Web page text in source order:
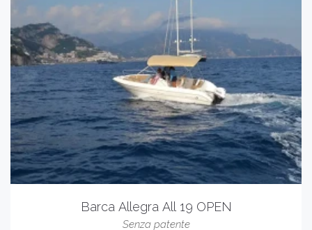
Barca Allegra All 19 OPEN
Senza patente